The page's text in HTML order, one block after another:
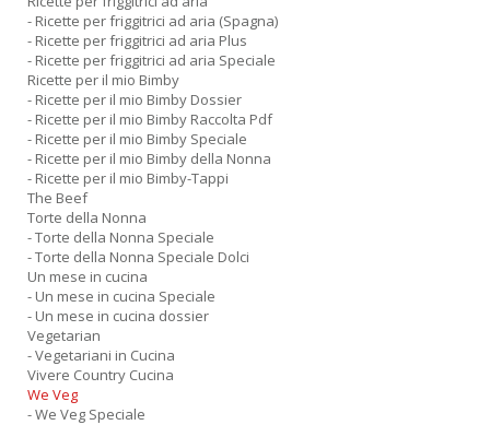
- Ricette per friggitrici ad aria (Spagna)
- Ricette per friggitrici ad aria Plus
- Ricette per friggitrici ad aria Speciale
Ricette per il mio Bimby
- Ricette per il mio Bimby Dossier
- Ricette per il mio Bimby Raccolta Pdf
- Ricette per il mio Bimby Speciale
- Ricette per il mio Bimby della Nonna
- Ricette per il mio Bimby-Tappi
The Beef
Torte della Nonna
- Torte della Nonna Speciale
- Torte della Nonna Speciale Dolci
Un mese in cucina
- Un mese in cucina Speciale
- Un mese in cucina dossier
Vegetarian
- Vegetariani in Cucina
Vivere Country Cucina
We Veg
- We Veg Speciale